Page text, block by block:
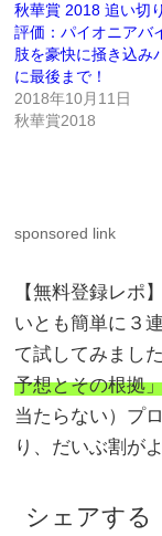
秋華賞 2018 追い切
評価：パイオニアバ
肢を豪快に掻き込み
に最後まで！
2018年10月11日
秋華賞2018
sponsored link
【無料登録レポ
いとも簡単に３
て試してみまし
予想とその根拠
当たらない）プ
り、だいぶ割が
シェアする